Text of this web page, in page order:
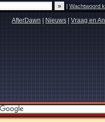
|Wachtwoord
AfterDawn Nieuws Vraag en